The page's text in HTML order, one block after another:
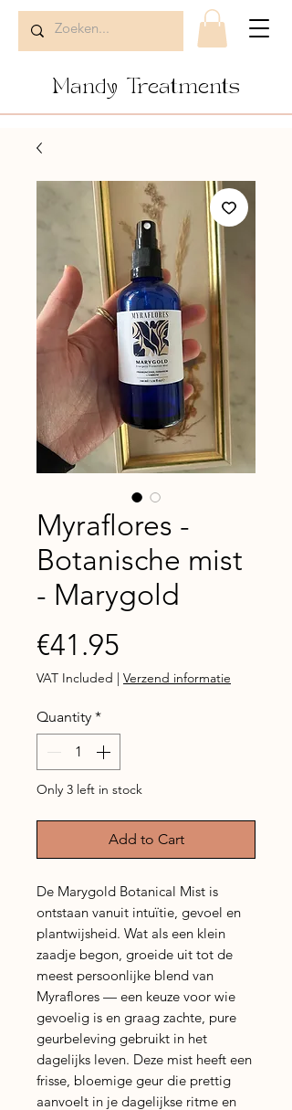
Mandy Treatments
Myraflores -
Botanische mist
- Marygold
€41.95
VAT Included | Verzend informatie
Quantity *
Only 3 left in stock
Add to Cart
De Marygold Botanical Mist is
ontstaan vanuit intuïtie, gevoel en
plantwijsheid. Wat als een klein
zaadje begon, groeide uit tot de
meest persoonlijke blend van
Myraflores — een keuze voor wie
gevoelig is en graag zachte, pure
geurbeleving gebruikt in het
dagelijks leven. Deze mist heeft een
frisse, bloemige geur die prettig
aanvoelt in je dagelijkse ritme en